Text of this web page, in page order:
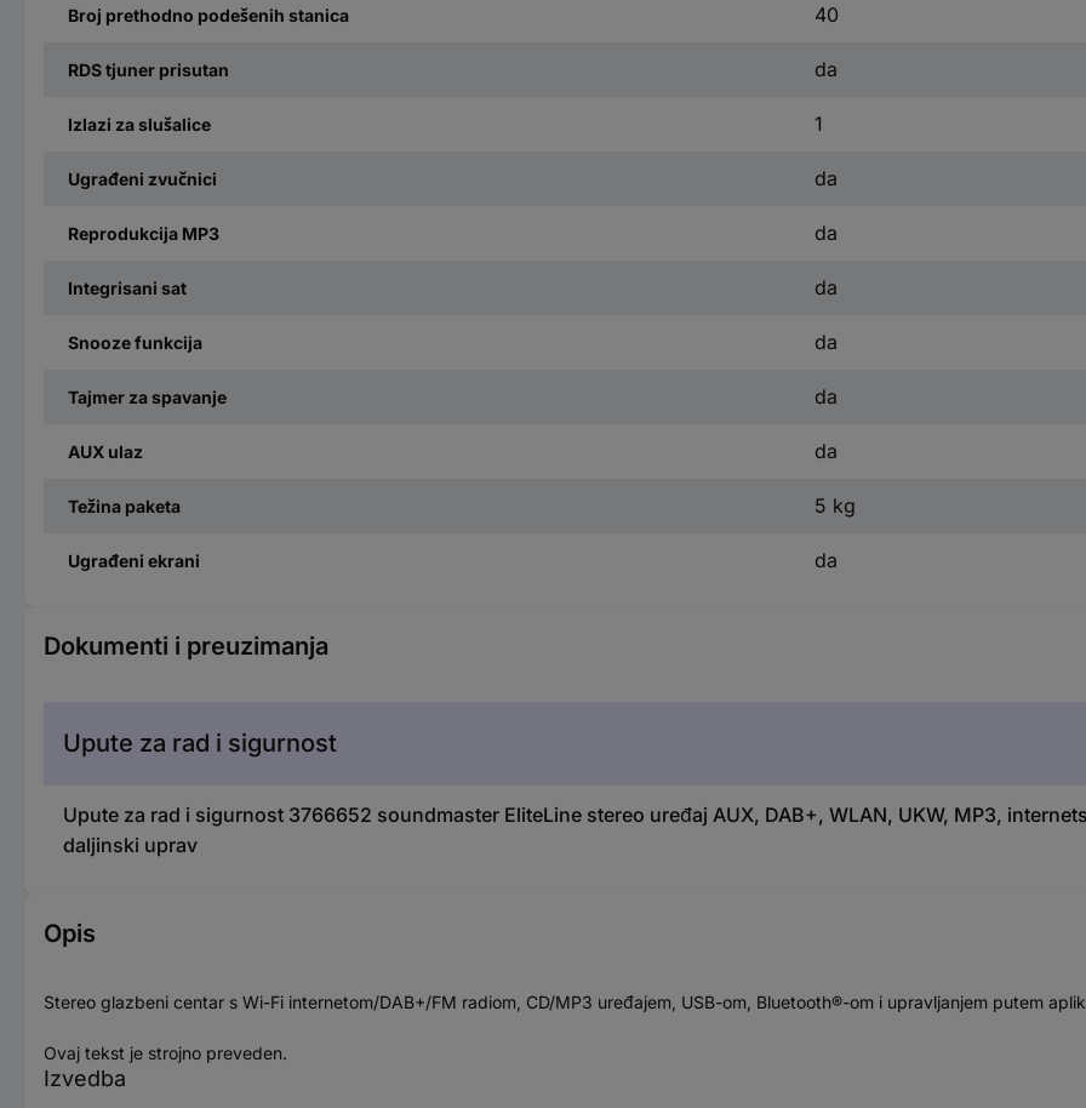
Broj prethodno podešenih stanica 40
RDS tjuner prisutan da
Izlazi za slušalice 1
Ugrađeni zvučnici da
Reprodukcija MP3 da
Integrisani sat da
Snooze funkcija da
Tajmer za spavanje da
AUX ulaz da
Težina paketa 5 kg
Ugrađeni ekrani da
Dokumenti i preuzimanja
Upute za rad i sigurnost
Upute za rad i sigurnost 3766652 soundmaster EliteLine stereo uređaj AUX, DAB+, WLAN, UKW, MP3,
daljinski uprav
Opis
Stereo glazbeni centar s Wi-Fi internetom/DAB+/FM radiom, CD/MP3 uređajem, USB-om, Bluetooth®-om i upravljanjem putem
Ovaj tekst je strojno preveden.
Izvedba